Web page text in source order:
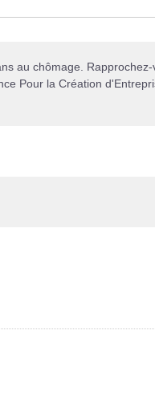
au chômage. Rapprochez-
Pour la Création